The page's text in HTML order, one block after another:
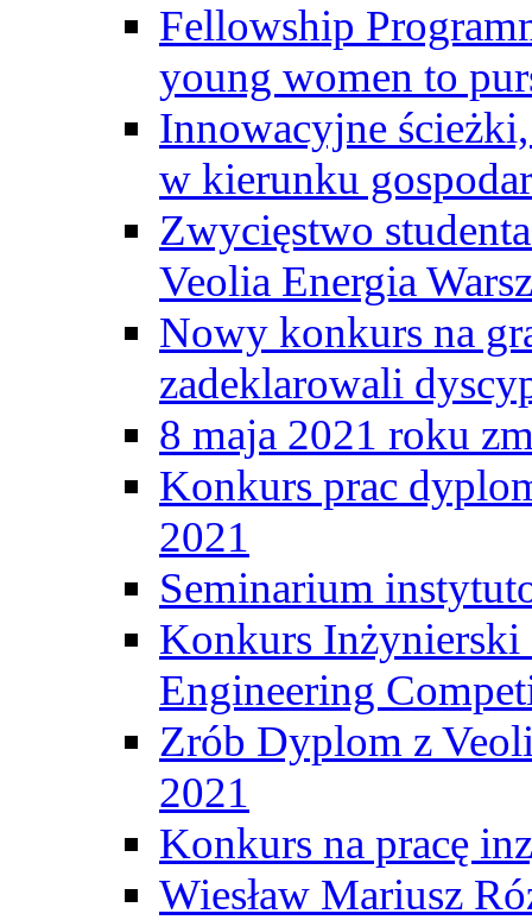
Fellowship
young women to
Innowacyjne
w kierunku
Zwycięstwo
Veolia Energia
Nowy konkurs na
zadeklarowali
8 maja 2021 roku
Konkurs prac
2021
Seminarium
Konkurs
Engineering
Zrób Dyplom z
2021
Konkurs na pracę
Wiesław Mariusz